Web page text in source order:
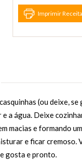
Imprimir Receita
(ou deixe,
e a água. Deixe
macias e formando
e ficar cremoso.
gosta e pronto.